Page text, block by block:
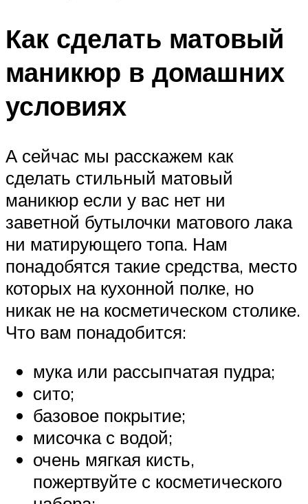
Как сделать матовый
маникюр в домашних
условиях
А сейчас мы расскажем как
сделать стильный матовый
маникюр если у вас нет ни
заветной бутылочки матового лака
ни матирующего топа. Нам
понадобятся такие средства, место
которых на кухонной полке, но
никак не на косметическом столике.
Что вам понадобится:
мука или рассыпчатая пудра;
сито;
базовое покрытие;
мисочка с водой;
очень мягкая кисть,
пожертвуйте с косметического